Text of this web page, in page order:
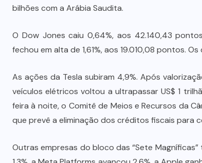
bilhões com a Arábia Saudita.
O Dow Jones caiu 0,64%, aos 42.140,43
fechou em alta de 1,61%, aos 19.010,08 pontos.
As ações da Tesla subiram 4,9%. Após
veículos elétricos voltou a ultrapassar US$ 1
feira à noite, o Comitê de Meios e Recursos da
que prevê a eliminação dos créditos fiscais para
Outras empresas do bloco das “Sete
Prefeito Abilio Brunini